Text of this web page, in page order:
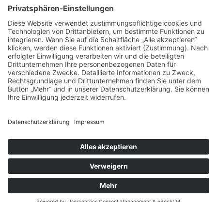
BLEIBEN SIE AUF DEM
JETZT UNSEREN NEWSLETTER
ABONNIEREN
ZUR ANMELDUNG
SOCIAL MEDIA
© 2019 | TSG WEINHEIM
VERTRAG WIDERRUFEN KONTAKT